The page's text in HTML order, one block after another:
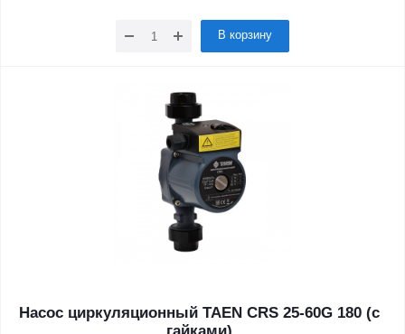
В корзину
Насос циркуляционный TAEN CRS 25-60G 180 (с